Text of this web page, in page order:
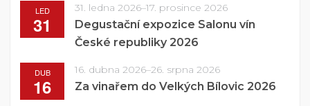
LED
31
31. ledna 2026–17. prosince 2026
Degustační expozice Salonu vín
České republiky 2026
DUB
16
16. dubna 2026–26. srpna 2026
Za vinařem do Velkých Bílovic 2026